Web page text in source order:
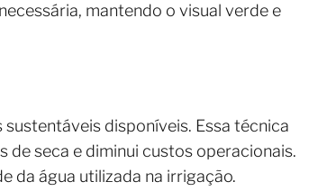
mantendo o visual verde e
disponíveis. Essa técnica
seca e diminui custos operacionais.
da água utilizada na irrigação.